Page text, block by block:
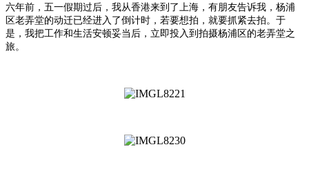
六年前，五一假期过后，我从香港来到了上海，有朋友告诉我，杨浦
区老弄堂的动迁已经进入了倒计时，若要想拍，就要抓紧去拍。于
是，我把工作和生活安顿妥当后，立即投入到拍摄杨浦区的老弄堂之
旅。